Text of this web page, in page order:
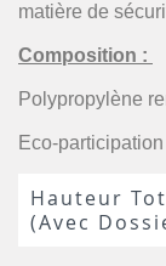
matière de
Composition :
Polypropylène
Eco-
Hauteur
(avec